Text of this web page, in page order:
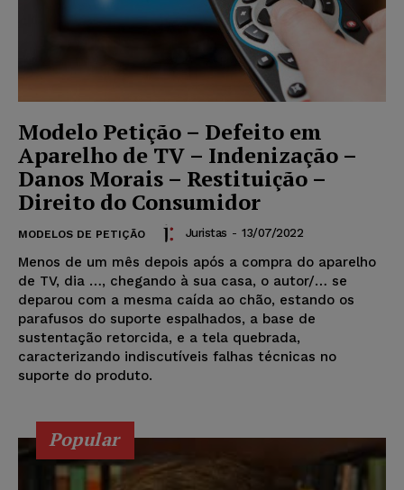
Modelo Petição – Defeito em
Aparelho de TV – Indenização –
Danos Morais – Restituição –
Direito do Consumidor
MODELOS DE PETIÇÃO Juristas - 13/07/2022
Menos de um mês depois após a compra do aparelho
de TV, dia …, chegando à sua casa, o autor/… se
deparou com a mesma caída ao chão, estando os
parafusos do suporte espalhados, a base de
sustentação retorcida, e a tela quebrada,
caracterizando indiscutíveis falhas técnicas no
suporte do produto.
Popular